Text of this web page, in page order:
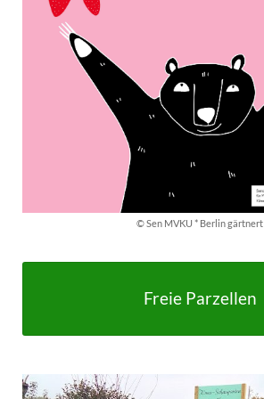
© Sen MVKU * Berlin gärtnert
Freie Parzellen